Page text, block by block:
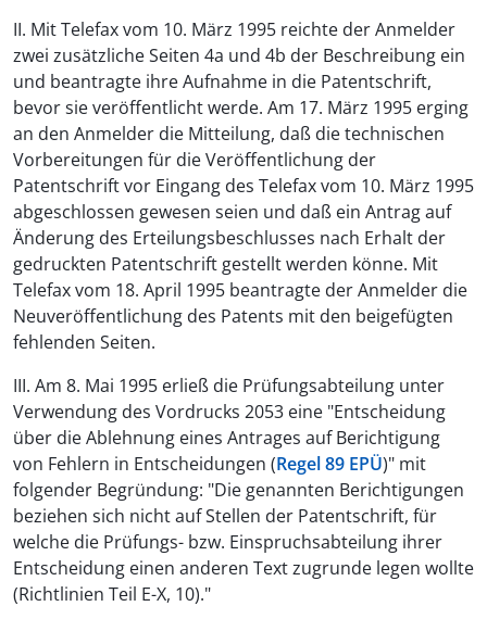
II. Mit Telefax vom 10. März 1995 reichte der Anmelder
zwei zusätzliche Seiten 4a und 4b der Beschreibung ein
und beantragte ihre Aufnahme in die Patentschrift,
bevor sie veröffentlicht werde. Am 17. März 1995 erging
an den Anmelder die Mitteilung, daß die technischen
Vorbereitungen für die Veröffentlichung der
Patentschrift vor Eingang des Telefax vom 10. März 1995
abgeschlossen gewesen seien und daß ein Antrag auf
Änderung des Erteilungsbeschlusses nach Erhalt der
gedruckten Patentschrift gestellt werden könne. Mit
Telefax vom 18. April 1995 beantragte der Anmelder die
Neuveröffentlichung des Patents mit den beigefügten
fehlenden Seiten.
III. Am 8. Mai 1995 erließ die Prüfungsabteilung unter
Verwendung des Vordrucks 2053 eine "Entscheidung
über die Ablehnung eines Antrages auf Berichtigung
von Fehlern in Entscheidungen (Regel 89 EPÜ)" mit
folgender Begründung: "Die genannten Berichtigungen
beziehen sich nicht auf Stellen der Patentschrift, für
welche die Prüfungs- bzw. Einspruchsabteilung ihrer
Entscheidung einen anderen Text zugrunde legen wollte
(Richtlinien Teil E-X, 10)."